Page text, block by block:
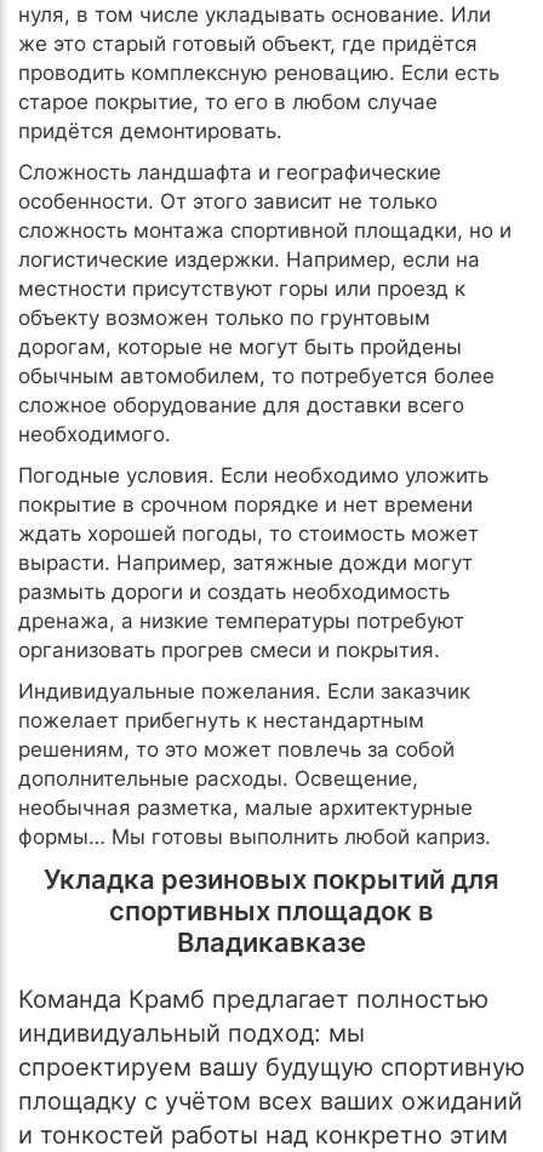
нуля, в том числе укладывать основание. Или
же это старый готовый объект, где придётся
проводить комплексную реновацию. Если есть
старое покрытие, то его в любом случае
придётся демонтировать.
Сложность ландшафта и географические
особенности. От этого зависит не только
сложность монтажа спортивной площадки, но и
логистические издержки. Например, если на
местности присутствуют горы или проезд к
объекту возможен только по грунтовым
дорогам, которые не могут быть пройдены
обычным автомобилем, то потребуется более
сложное оборудование для доставки всего
необходимого.
Погодные условия. Если необходимо уложить
покрытие в срочном порядке и нет времени
ждать хорошей погоды, то стоимость может
вырасти. Например, затяжные дожди могут
размыть дороги и создать необходимость
дренажа, а низкие температуры потребуют
организовать прогрев смеси и покрытия.
Индивидуальные пожелания. Если заказчик
пожелает прибегнуть к нестандартным
решениям, то это может повлечь за собой
дополнительные расходы. Освещение,
необычная разметка, малые архитектурные
формы… Мы готовы выполнить любой каприз.
Укладка резиновых покрытий для
спортивных площадок в
Владикавказе
Команда Крамб предлагает полностью
индивидуальный подход: мы
спроектируем вашу будущую спортивную
площадку с учётом всех ваших ожиданий
и тонкостей работы над конкретно этим